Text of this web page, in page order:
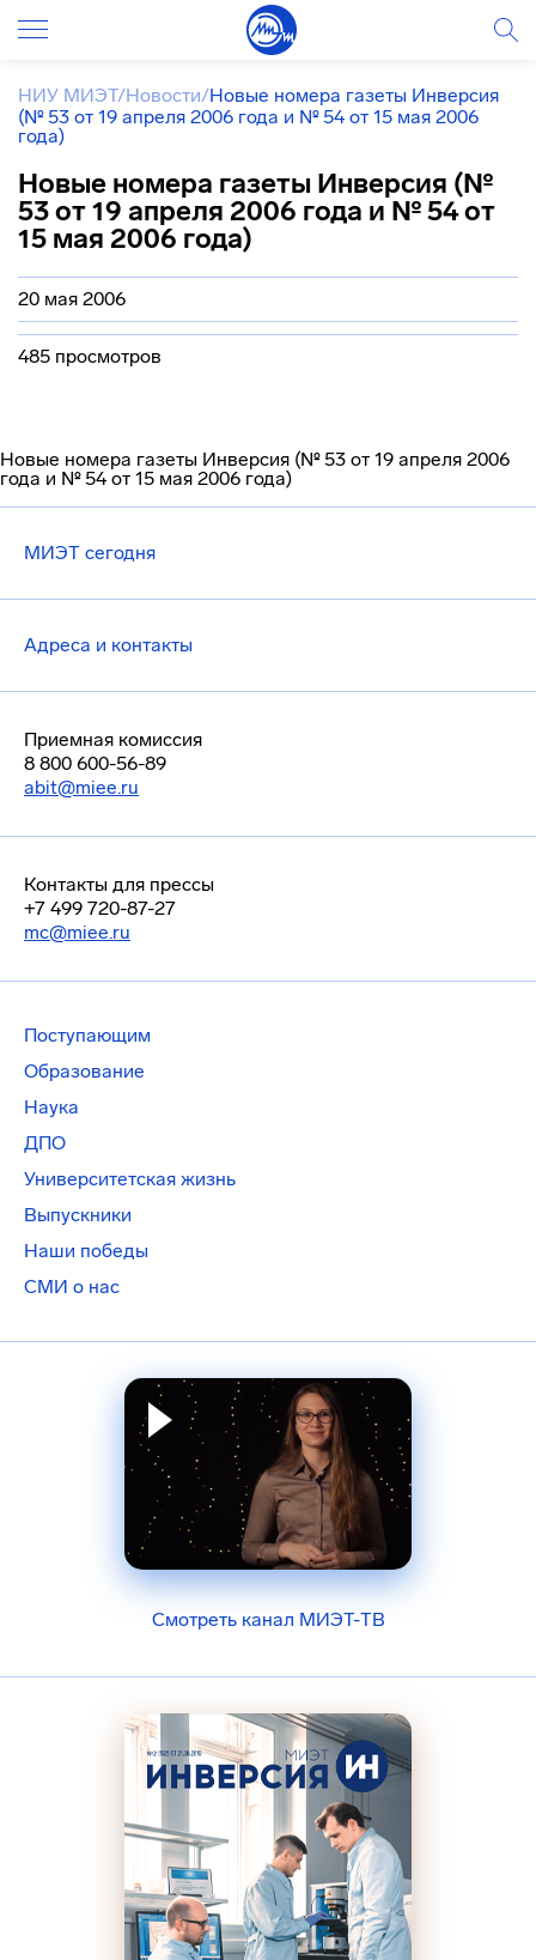
НИУ МИЭТ/Новости/Новые номера газеты Инверсия
(№ 53 от 19 апреля 2006 года и № 54 от 15 мая 2006
года)
Новые номера газеты Инверсия (№
53 от 19 апреля 2006 года и № 54 от
15 мая 2006 года)
20 мая 2006
485 просмотров
Новые номера газеты Инверсия (№ 53 от 19 апреля 2006
года и № 54 от 15 мая 2006 года)
МИЭТ сегодня
Адреса и контакты
Приемная комиссия
8 800 600-56-89
abit@miee.ru
Контакты для прессы
+7 499 720-87-27
mc@miee.ru
Поступающим
Образование
Наука
ДПО
Университетская жизнь
Выпускники
Наши победы
СМИ о нас
Смотреть канал МИЭТ-ТВ